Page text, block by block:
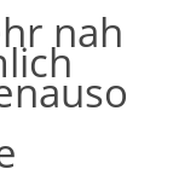
nah